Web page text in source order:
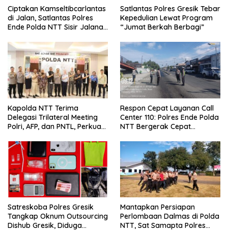
Ciptakan Kamseltibcarlantas
di Jalan, Satlantas Polres
Ende Polda NTT Sisir Jalanan
Satlantas Polres Gresik Tebar
Kepedulian Lewat Program
“Jumat Berkah Berbagi”
Kapolda NTT Terima
Delegasi Trilateral Meeting
Polri, AFP, dan PNTL, Perkuat
Perbatasan
Respon Cepat Layanan Call
Center 110: Polres Ende Polda
NTT Bergerak Cepat
Simpang Lima
Satreskoba Polres Gresik
Tangkap Oknum Outsourcing
Dishub Gresik, Diduga
Mantapkan Persiapan
Perlombaan Dalmas di Polda
NTT, Sat Samapta Polres